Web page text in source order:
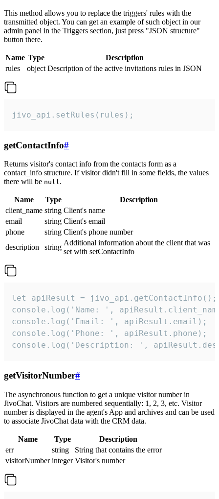
This method allows you to replace the triggers' rules with the
transmitted object. You can get an example of such object in our
admin panel in the Triggers section, just press "JSON structure"
button there.
Name Type
Description
rules
object Description of the active invitations rules in JSON
jivo_api.setRules(rules);
getContactInfo#
Returns visitor's contact info from the contacts form as a
contact_info structure. If visitor didn't fill in some fields, the values
there will be null.
Name Type
Description
client_name string Client's name
email
string Client's email
phone
string Client's phone number
description
string
Additional information about the client that was
set with setContactInfo
let apiResult = jivo_api.getContactInfo();
console.log('Name: ',
console.log('Email: ', apiResult.email);
console.log('Phone: ', apiResult.phone);
console.log('Description: ',
getVisitorNumber#
The asynchronous function to get a unique visitor number in
JivoChat. Visitors are numbered sequentially: 1, 2, 3, etc. Visitor
number is displayed in the agent's App and archives and can be used
to associate JivoChat data with the CRM data.
Name Type
Description
err
string
String that contains the error
visitorNumber integer Visitor's number